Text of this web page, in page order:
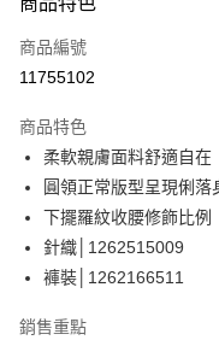
合作金庫商業銀行
上海商業儲蓄銀行
臺灣中小企業銀行
匯豐（台灣）商業銀行
聯邦商業銀行
元大商業銀行
玉山商業銀行
台新國際商業銀行
台灣樂天信用卡公司
超商取貨付款
LINE Pay
Apple Pay
街口支付
悠遊付
Google Pay
商品編號
11755102
商品特色
柔軟親膚面料舒適自在
圓領正常版型呈現俐落
下擺羅紋收腰修飾比例
針織│1262515009
褲裝│1262166511
銷售重點